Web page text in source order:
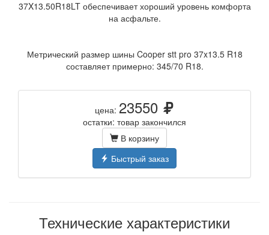
37X13.50R18LT обеспечивает хороший уровень комфорта
на асфальте.
Метрический размер шины Cooper stt pro 37x13.5 R18
составляет примерно: 345/70 R18.
цена: 23550
остатки: товар закончился
В корзину
Быстрый заказ
Технические характеристики